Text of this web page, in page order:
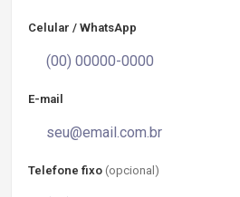
Celular / WhatsApp
E-mail
Telefone fixo (opcional)